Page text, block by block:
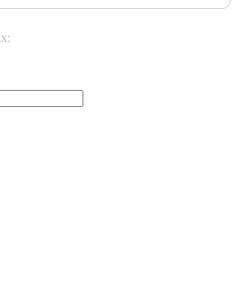
очень внимательный,
я встречала! Внимательная